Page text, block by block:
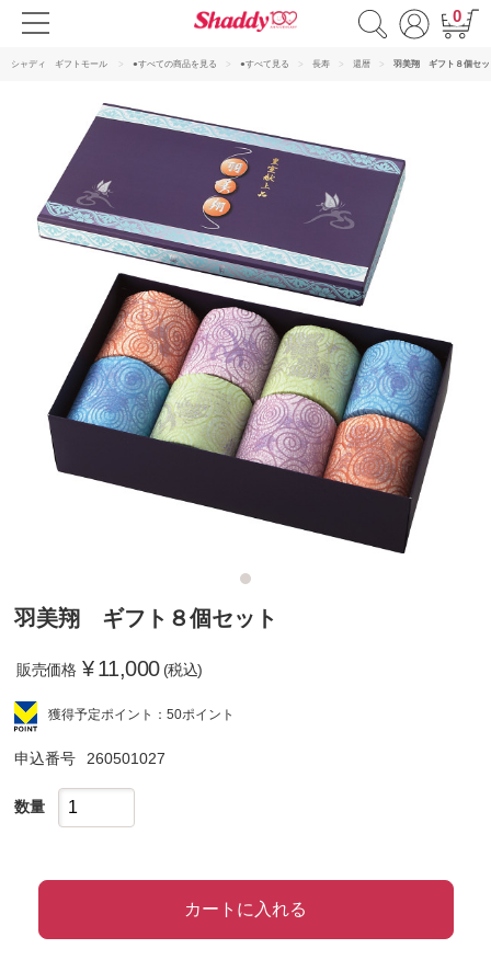
0
シャディ ギフトモール ●すべての商品を見る ●すべて見る 長寿 還暦 羽美翔 ギフト８個セッ
羽美翔 ギフト８個セット
販売価格 ¥11,000 (税込)
獲得予定ポイント：50ポイント
申込番号 260501027
数量
カートに入れる